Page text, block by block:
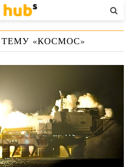
«КОСМОС»